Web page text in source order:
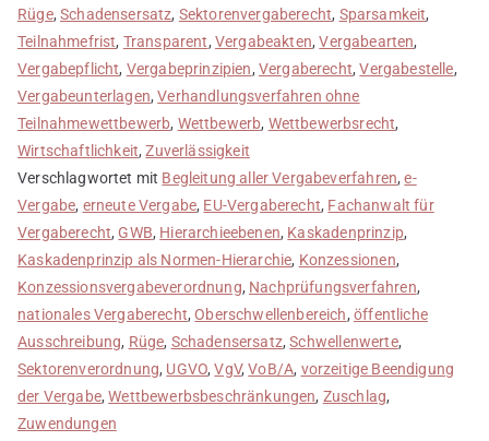
Rüge,Schadensersatz, Sektorenvergaberecht, Sparsamkeit,
Teilnahmefrist, Transparent, Vergabeakten,Vergabearten,
Vergabepflicht, Vergabeprinzipien, Vergaberecht,Vergabestelle,
Vergabeunterlagen,Verhandlungsverfahren ohne
Teilnahmewettbewerb, Wettbewerb, Wettbewerbsrecht,
Wirtschaftlichkeit,Zuverlässigkeit
Verschlagwortet mit Begleitung aller Vergabeverfahren,e-
Vergabe, erneute Vergabe, EU-Vergaberecht, Fachanwalt für
Vergaberecht, GWB, Hierarchieebenen, Kaskadenprinzip,
Kaskadenprinzip als Normen-Hierarchie, Konzessionen,
Konzessionsvergabeverordnung, Nachprüfungsverfahren,
nationales Vergaberecht,Oberschwellenbereich,öffentliche
Ausschreibung, Rüge, Schadensersatz,Schwellenwerte,
Sektorenverordnung, UGVO,VgV,VoB/A, vorzeitige Beendigung
der Vergabe,Wettbewerbsbeschränkungen, Zuschlag,
Zuwendungen